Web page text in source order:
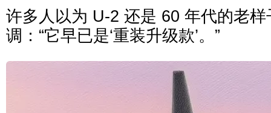
许多人以为 U-2 还是 60 年代的老
调：“它早已是‘重装升级款’。”